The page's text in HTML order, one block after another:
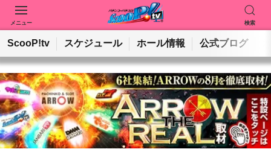
メニュー 検索
動画を検索 ホールを検索
検索
ScooP!tv スケジュール ホール情報 公式ブログ